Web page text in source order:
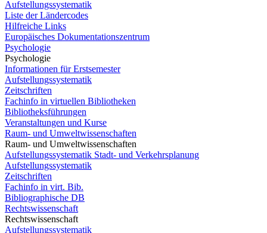
Aufstellungssystematik
Liste der Ländercodes
Hilfreiche Links
Europäisches Dokumentationszentrum
Psychologie
Psychologie
Informationen für Erstsemester
Aufstellungssystematik
Zeitschriften
Fachinfo in virtuellen Bibliotheken
Bibliotheksführungen
Veranstaltungen und Kurse
Raum- und Umweltwissenschaften
Raum- und Umweltwissenschaften
Aufstellungssystematik Stadt- und Verkehrsplanung
Aufstellungssystematik
Zeitschriften
Fachinfo in virt. Bib.
Bibliographische DB
Rechtswissenschaft
Rechtswissenschaft
Aufstellungssystematik